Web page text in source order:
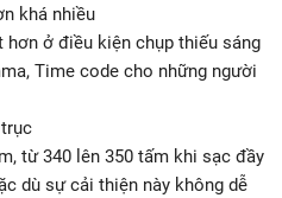
khá nhiều
hơn ở điều kiện chụp thiếu sáng
Time code cho những người
từ 340 lên 350 tấm khi sạc đầy
dù sự cải thiện này không dễ